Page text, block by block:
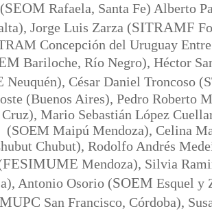
SEOM Rafaela, Santa Fe) Alberto
Jorge Luis Zarza (SITRAMF
Concepción del Uruguay
Bariloche, Río Negro), Héctor
Neuquén), César Daniel Troncoso
(Buenos Aires), Pedro Roberto
Cruz), Mario Sebastián López
(SOEM Maipú Mendoza), Celina
Chubut), Rodolfo Andrés
FESIMUME Mendoza), Silvia
Antonio Osorio (SOEM Esquel y
San Francisco, Córdoba),